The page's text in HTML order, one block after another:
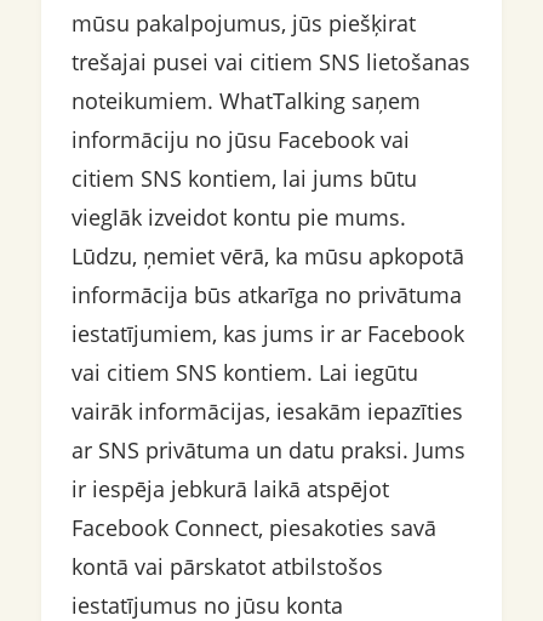
mūsu pakalpojumus, jūs piešķirat
trešajai pusei vai citiem SNS lietošanas
noteikumiem. WhatTalking saņem
informāciju no jūsu Facebook vai
citiem SNS kontiem, lai jums būtu
vieglāk izveidot kontu pie mums.
Lūdzu, ņemiet vērā, ka mūsu apkopotā
informācija būs atkarīga no privātuma
iestatījumiem, kas jums ir ar Facebook
vai citiem SNS kontiem. Lai iegūtu
vairāk informācijas, iesakām iepazīties
ar SNS privātuma un datu praksi. Jums
ir iespēja jebkurā laikā atspējot
Facebook Connect, piesakoties savā
kontā vai pārskatot atbilstošos
iestatījumus no jūsu konta